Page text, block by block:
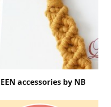
accessories by NB